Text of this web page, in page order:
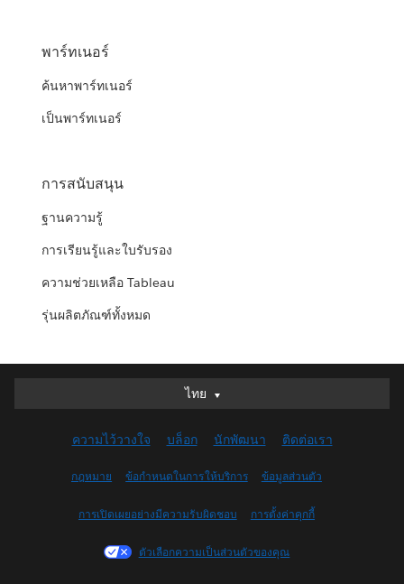
พาร์ทเนอร์
ค้นหาพาร์ทเนอร์
เป็นพาร์ทเนอร์
การสนับสนุน
ฐานความรู้
การเรียนรู้และใบรับรอง
ความช่วยเหลือ Tableau
รุ่นผลิตภัณฑ์ทั้งหมด
ไทย
ไทย
English (UK)
English (US)
Français (Canada)
Français (France)
ความไว้วางใจ บล็อก นักพัฒนา ติดต่อเรา
กฎหมาย ข้อกำหนดในการให้บริการ ข้อมูลส่วนตัว
การเปิดเผยอย่างมีความรับผิดชอบ การตั้งค่าคุกกี้
ตัวเลือกความเป็นส่วนตัวของคุณ